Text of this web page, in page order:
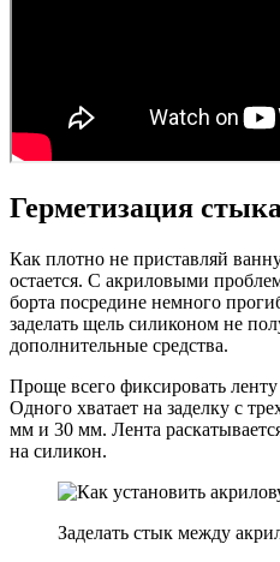
Герметизация
Как плотно не приставляй
остается. С акриловыми
борта посредине немного
заделать щель силиконом не
дополнительные средства.
Проще всего фиксировать
Одного хватает на заделку с
мм и 30 мм. Лента
на силикон.
Заделать стык между